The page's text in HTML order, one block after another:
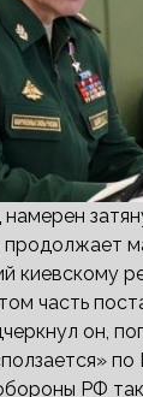
продолжает
киевскому
часть
он,
РФ